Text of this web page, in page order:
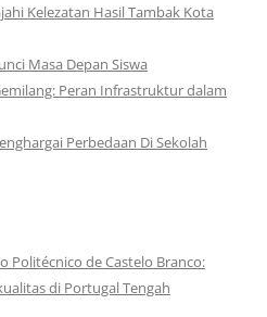
Kelezatan Hasil Tambak Kota
Masa Depan Siswa
Peran Infrastruktur dalam
Perbedaan Di Sekolah
Politécnico de Castelo Branco:
di Portugal Tengah